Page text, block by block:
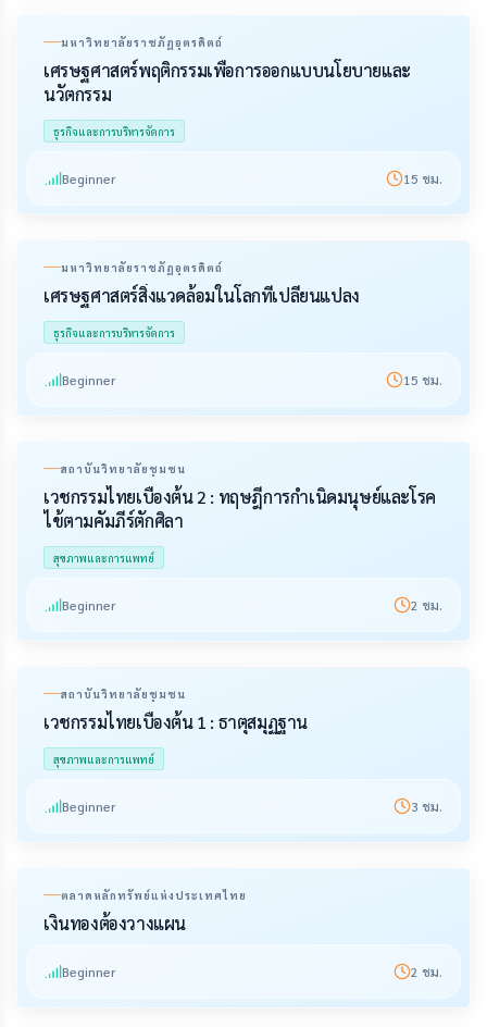
มหาวิทยาลัยราชภัฏอุตรดิตถ์
เศรษฐศาสตร์พฤติกรรมเพื่อการออกแบบนโยบายและ
นวัตกรรม
ธุรกิจและการบริหารจัดการ
Beginner 15 ชม.
มหาวิทยาลัยราชภัฏอุตรดิตถ์
เศรษฐศาสตร์สิ่งแวดล้อมในโลกที่เปลี่ยนแปลง
ธุรกิจและการบริหารจัดการ
Beginner 15 ชม.
สถาบันวิทยาลัยชุมชน
เวชกรรมไทยเบื้องต้น 2 : ทฤษฎีการกําเนิดมนุษย์และโรค
ไข้ตามคัมภีร์ตักศิลา
สุขภาพและการแพทย์
Beginner 2 ชม.
สถาบันวิทยาลัยชุมชน
เวชกรรมไทยเบื้องต้น 1 : ธาตุสมุฏฐาน
สุขภาพและการแพทย์
Beginner 3 ชม.
ตลาดหลักทรัพย์แห่งประเทศไทย
เงินทองต้องวางแผน
Beginner 2 ชม.